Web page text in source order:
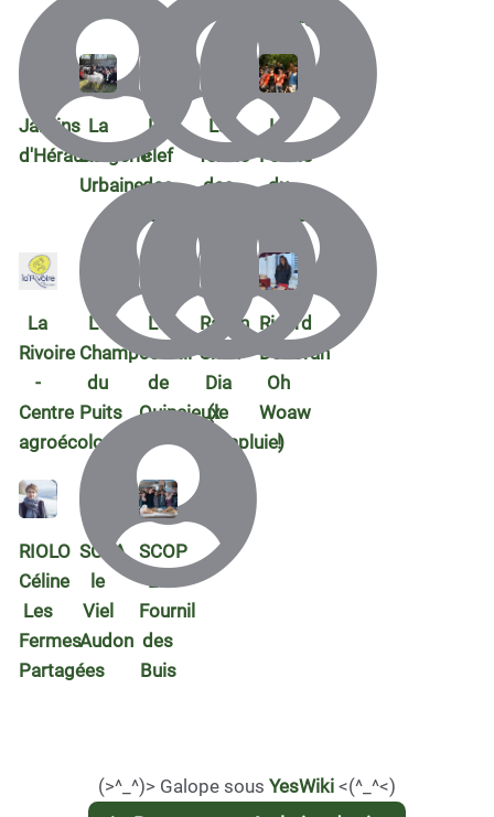
Partagées
Jardins
d'Hérault
La
Bergerie
Urbaine
La
clef
des
sables
La
ferme
des
La
Ferme
du
Jarrioz
La
Rivoire
-
Centre
agroécologique
Le
Champ
du
Puits
Le
courtil
de
Quincieux
Rayan
Shah-
Dia
(le
Parapluie)
Ricard
Déborah
Oh
Woaw
!
RIOLO
Céline
Les
Fermes
Partagées
SCEA
le
Viel
Audon
SCOP
Le
Fournil
des
Buis
(>^_^)> Galope sous YesWiki <(^_^<)